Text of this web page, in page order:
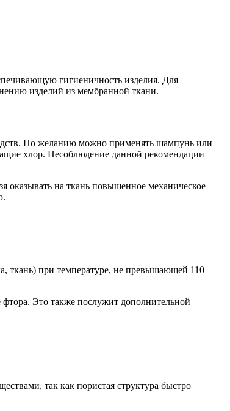
гигиеничность изделия. Для
изделий из мембранной ткани.
По желанию можно применять шампунь или
хлор. Несоблюдение данной рекомендации
оказывать на ткань повышенное механическое
ткань) при температуре, не превышающей 110
Это также послужит дополнительной
так как пористая структура быстро